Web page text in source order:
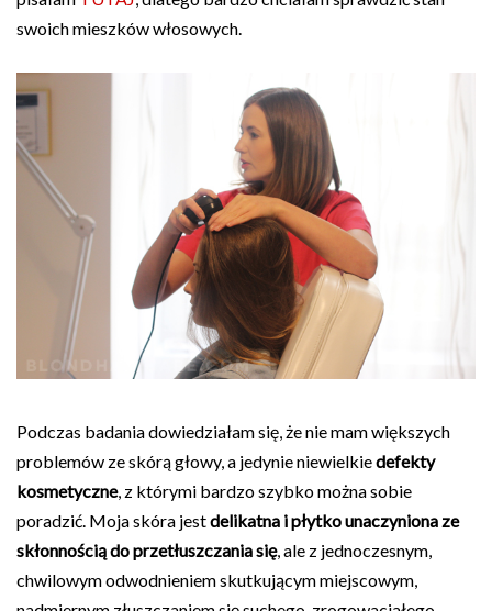
swoich mieszków włosowych.
Podczas badania dowiedziałam się,że nie mam większych
problemów ze skórą głowy, a jedynie niewielkiedefekty
kosmetyczne, z którymi bardzo szybko można sobie
poradzić. Moja skóra jestdelikatna i płytko unaczyniona ze
skłonnością do przetłuszczania się, ale z jednoczesnym,
chwilowym odwodnieniem skutkującym miejscowym,